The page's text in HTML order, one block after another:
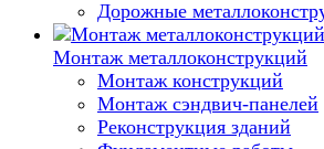
Дорожные
Монтаж металлоконструкций
Монтаж конструкций
Монтаж сэндвич-панелей
Реконструкция зданий